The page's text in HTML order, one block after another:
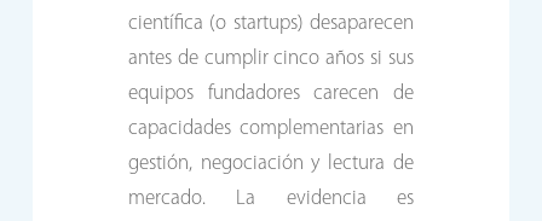
científica (o startups) desaparecen
antes de cumplir cinco años si sus
equipos fundadores carecen de
capacidades complementarias en
gestión, negociación y lectura de
mercado. La evidencia es